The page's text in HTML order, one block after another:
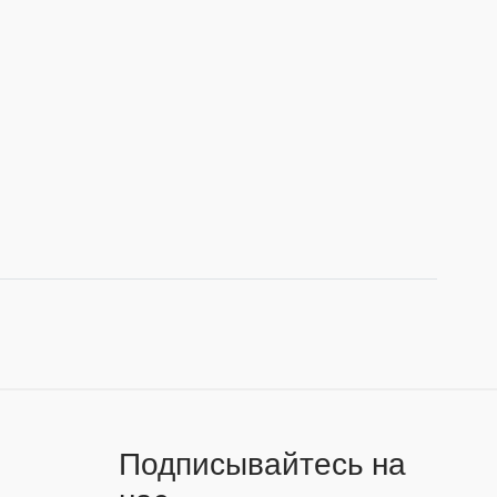
Подписывайтесь на